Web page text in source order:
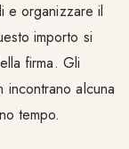
e organizzare il
importo si
firma. Gli
alcuna
tempo.